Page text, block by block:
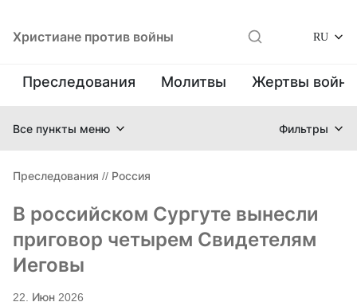
Христиане против войны RU
Преследования Молитвы Жертвы
Все пункты меню Фильтры
Преследования // Россия
В российском Сургуте вынесли
приговор четырем Свидетелям
Иеговы
22. Июн 2026